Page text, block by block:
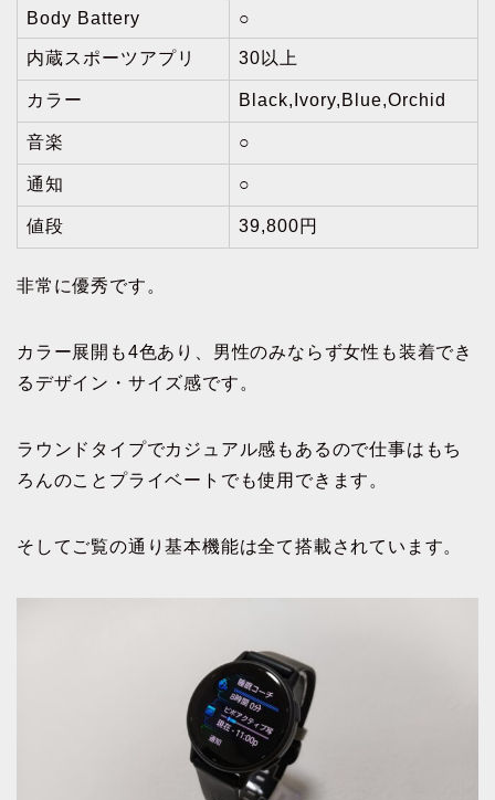
Body Battery ○
内蔵スポーツアプリ 30以上
カラー Black,Ivory,Blue,Orchid
音楽 ○
通知 ○
値段 39,800円
非常に優秀です。
カラー展開も4色あり、男性のみならず女性も装着でき
るデザイン・サイズ感です。
ラウンドタイプでカジュアル感もあるので仕事はもち
ろんのことプライベートでも使用できます。
そしてご覧の通り基本機能は全て搭載されています。